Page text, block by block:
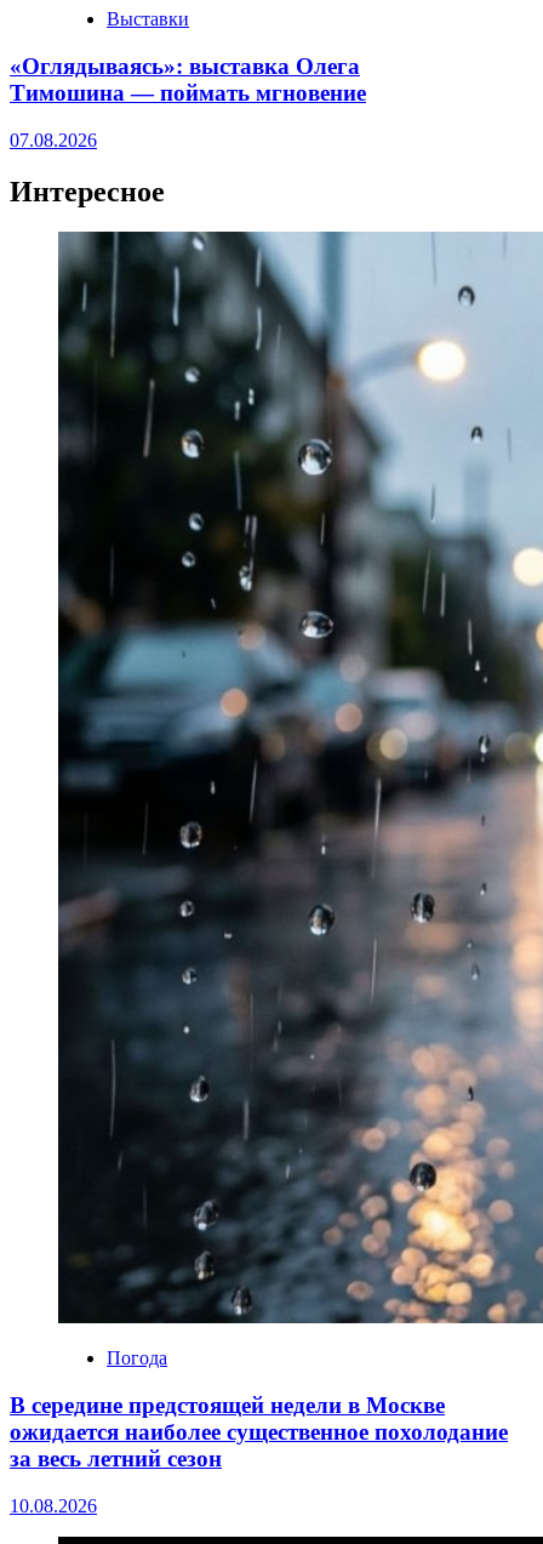
Выставки
«Оглядываясь»: выставка Олега
Тимошина — поймать мгновение
07.08.2026
Интересное
Погода
В середине предстоящей недели в Москве
ожидается наиболее существенное похолодание
за весь летний сезон
10.08.2026